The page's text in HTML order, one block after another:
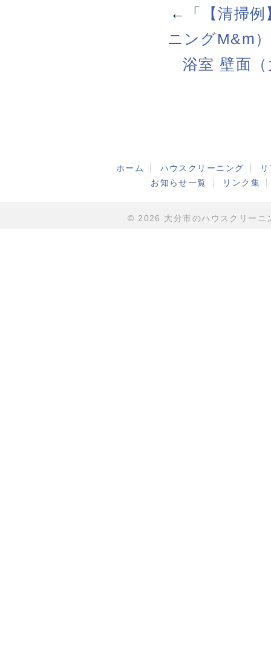
←「
【清掃
ニングM&m）
浴室 壁面
ホーム ハウスクリーニング
お知らせ一覧
リンク集
© 2026 大分市のハウスクリー